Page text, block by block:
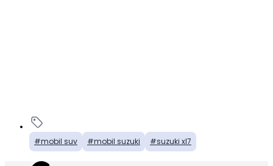
mobil suv mobil suzuki suzuki xl7